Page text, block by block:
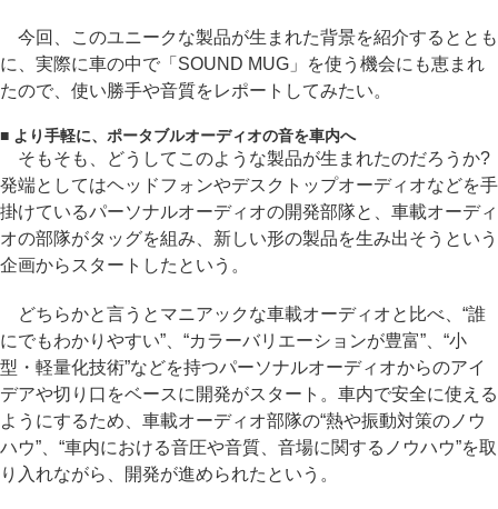
今回、このユニークな製品が生まれた背景を紹介するととも
に、実際に車の中で「SOUND MUG」を使う機会にも恵まれ
たので、使い勝手や音質をレポートしてみたい。
■ より手軽に、ポータブルオーディオの音を車内へ
そもそも、どうしてこのような製品が生まれたのだろうか?
発端としてはヘッドフォンやデスクトップオーディオなどを手
掛けているパーソナルオーディオの開発部隊と、車載オーディ
オの部隊がタッグを組み、新しい形の製品を生み出そうという
企画からスタートしたという。
どちらかと言うとマニアックな車載オーディオと比べ、“誰
にでもわかりやすい”、“カラーバリエーションが豊富”、“小
型・軽量化技術”などを持つパーソナルオーディオからのアイ
デアや切り口をベースに開発がスタート。車内で安全に使える
ようにするため、車載オーディオ部隊の“熱や振動対策のノウ
ハウ”、“車内における音圧や音質、音場に関するノウハウ”を取
り入れながら、開発が進められたという。